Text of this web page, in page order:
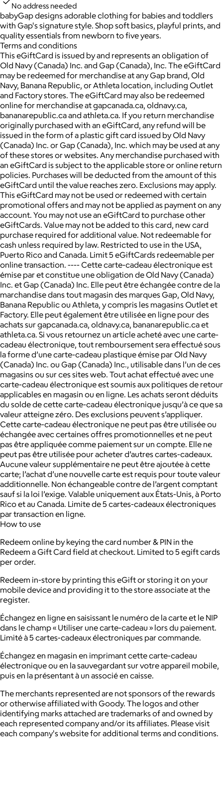
No address needed
babyGap designs adorable clothing for babies and toddlers
with Gap's signature style. Shop soft basics, playful prints, and
quality essentials from newborn to five years.
Terms and conditions
This eGiftCard is issued by and represents an obligation of
Old Navy (Canada) Inc. and Gap (Canada), Inc. The eGiftCard
may be redeemed for merchandise at any Gap brand, Old
Navy, Banana Republic, or Athleta location, including Outlet
and Factory stores. The eGiftCard may also be redeemed
online for merchandise at gapcanada.ca, oldnavy.ca,
bananarepublic.ca and athleta.ca. If you return merchandise
originally purchased with an eGiftCard, any refund will be
issued in the form of a plastic gift card issued by Old Navy
(Canada) Inc. or Gap (Canada), Inc. which may be used at any
of these stores or websites. Any merchandise purchased with
an eGiftCard is subject to the applicable store or online return
policies. Purchases will be deducted from the amount of this
eGiftCard until the value reaches zero. Exclusions may apply.
This eGiftCard may not be used or redeemed with certain
promotional offers and may not be applied as payment on any
account. You may not use an eGiftCard to purchase other
eGiftCards. Value may not be added to this card, new card
purchase required for additional value. Not redeemable for
cash unless required by law. Restricted to use in the USA,
Puerto Rico and Canada. Limit 5 eGiftCards redeemable per
online transaction. ---- Cette carte-cadeau électronique est
émise par et constitue une obligation de Old Navy (Canada)
Inc. et Gap (Canada) Inc. Elle peut être échangée contre de la
marchandise dans tout magasin des marques Gap, Old Navy,
Banana Republic ou Athleta, y compris les magasins Outlet et
Factory. Elle peut également être utilisée en ligne pour des
achats sur gapcanada.ca, oldnavy.ca, bananarepublic.ca et
athleta.ca. Si vous retournez un article acheté avec une carte-
cadeau électronique, tout remboursement sera effectué sous
la forme d’une carte-cadeau plastique émise par Old Navy
(Canada) Inc. ou Gap (Canada) Inc., utilisable dans l’un de ces
magasins ou sur ces sites web. Tout achat effectué avec une
carte-cadeau électronique est soumis aux politiques de retour
applicables en magasin ou en ligne. Les achats seront déduits
du solde de cette carte-cadeau électronique jusqu’à ce que sa
valeur atteigne zéro. Des exclusions peuvent s’appliquer.
Cette carte-cadeau électronique ne peut pas être utilisée ou
échangée avec certaines offres promotionnelles et ne peut
pas être appliquée comme paiement sur un compte. Elle ne
peut pas être utilisée pour acheter d’autres cartes-cadeaux.
Aucune valeur supplémentaire ne peut être ajoutée à cette
carte; l’achat d’une nouvelle carte est requis pour toute valeur
additionnelle. Non échangeable contre de l’argent comptant
sauf si la loi l’exige. Valable uniquement aux États-Unis, à Porto
Rico et au Canada. Limite de 5 cartes-cadeaux électroniques
par transaction en ligne.
How to use
Redeem online by keying the card number & PIN in the
Redeem a Gift Card field at checkout. Limited to 5 egift cards
per order.
Redeem in-store by printing this eGift or storing it on your
mobile device and providing it to the store associate at the
register.
Échangez en ligne en saisissant le numéro de la carte et le NIP
dans le champ « Utiliser une carte-cadeau » lors du paiement.
Limité à 5 cartes-cadeaux électroniques par commande.
Échangez en magasin en imprimant cette carte-cadeau
électronique ou en la sauvegardant sur votre appareil mobile,
puis en la présentant à un associé en caisse.
The merchants represented are not sponsors of the rewards
or otherwise affiliated with Goody. The logos and other
identifying marks attached are trademarks of and owned by
each represented company and/or its affiliates. Please visit
each company's website for additional terms and conditions.